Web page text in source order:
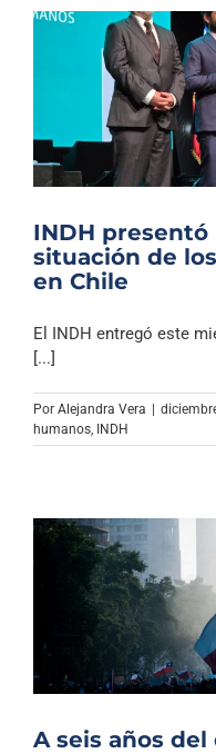
INDH
situación de
en Chile
El INDH entregó este
[...]
Por Alejandra Vera |
humanos INDH
A seis años del